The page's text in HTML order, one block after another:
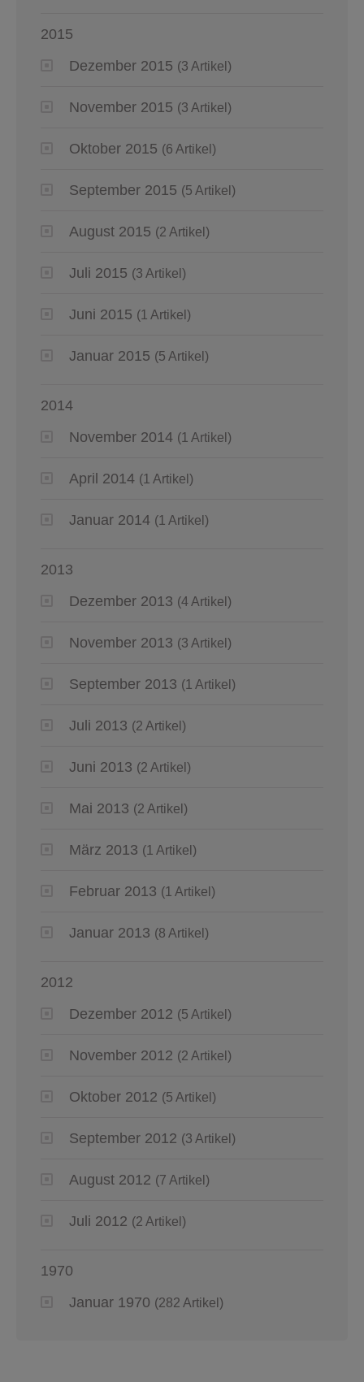
2015
Dezember 2015 (3 Artikel)
November 2015 (3 Artikel)
Oktober 2015 (6 Artikel)
September 2015 (5 Artikel)
August 2015 (2 Artikel)
Juli 2015 (3 Artikel)
Juni 2015 (1 Artikel)
Januar 2015 (5 Artikel)
2014
November 2014 (1 Artikel)
April 2014 (1 Artikel)
Januar 2014 (1 Artikel)
2013
Dezember 2013 (4 Artikel)
November 2013 (3 Artikel)
September 2013 (1 Artikel)
Juli 2013 (2 Artikel)
Juni 2013 (2 Artikel)
Mai 2013 (2 Artikel)
März 2013 (1 Artikel)
Februar 2013 (1 Artikel)
Januar 2013 (8 Artikel)
2012
Dezember 2012 (5 Artikel)
November 2012 (2 Artikel)
Oktober 2012 (5 Artikel)
September 2012 (3 Artikel)
August 2012 (7 Artikel)
Juli 2012 (2 Artikel)
1970
Januar 1970 (282 Artikel)